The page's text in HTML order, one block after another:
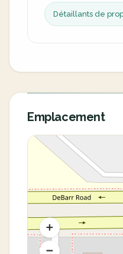
Détaillants de
Emplacement